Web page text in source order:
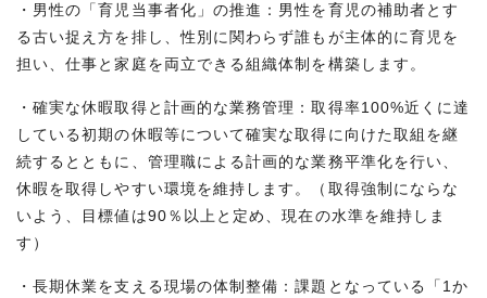
・男性の「育児当事者化」の推進：男性を育児の補助者とす
る古い捉え方を排し、性別に関わらず誰もが主体的に育児を
担い、仕事と家庭を両立できる組織体制を構築します。
・確実な休暇取得と計画的な業務管理：取得率100%近くに達
している初期の休暇等について確実な取得に向けた取組を継
続するとともに、管理職による計画的な業務平準化を行い、
休暇を取得しやすい環境を維持します。（取得強制にならな
いよう、目標値は90％以上と定め、現在の水準を維持しま
す）
・長期休業を支える現場の体制整備：課題となっている「1か